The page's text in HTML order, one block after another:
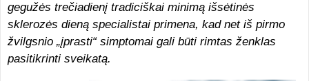
gegužės trečiadienį tradiciškai minimą išsėtinės
sklerozės dieną specialistai primena, kad net iš pirmo
žvilgsnio „įprasti“ simptomai gali būti rimtas ženklas
pasitikrinti sveikatą.